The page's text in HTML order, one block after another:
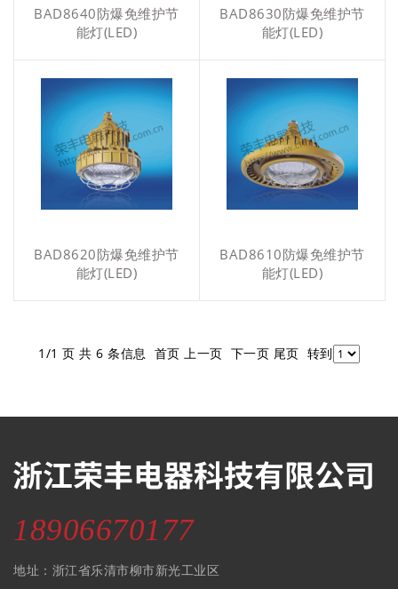
BAD8640防爆免维护节
能灯(LED)
BAD8630防爆免维护节
能灯(LED)
BAD8620防爆免维护节
能灯(LED)
BAD8610防爆免维护节
能灯(LED)
1/1 页 共 6 条信息 首页 上一页 下一页 尾页 转到
18906670177
地址：浙江省乐清市柳市新光工业区